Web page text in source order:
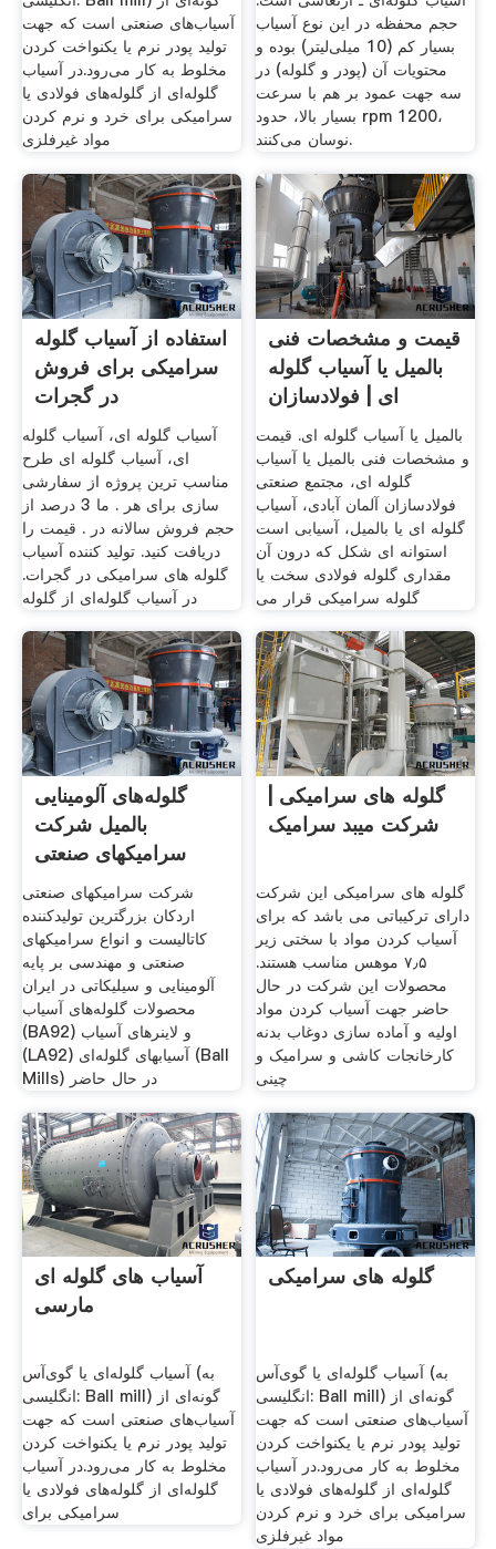
آسیاب‌های صنعتی است که جهت
تولید پودر نرم یا یکنواخت کردن
مخلوط به کار می‌رود.در آسیاب
گلوله‌ای از گلوله‌های فولادی یا
سرامیکی برای خرد و نرم کردن
مواد غیرفلزی
حجم محفظه در این نوع آسیاب
بسیار کم (10 میلی‌لیتر) بوده و
محتویات آن (پودر و گلوله) در
سه جهت عمود بر هم با سرعت
بسیار بالا، حدود rpm 1200،
نوسان می‌کنند.
استفاده از آسیاب گلوله
سرامیکی برای فروش
در گجرات
آسیاب گلوله ای، آسیاب گلوله
ای، آسیاب گلوله ای طرح
مناسب ترین پروژه از سفارشی
سازی برای هر . ما 3 درصد از
حجم فروش سالانه در . قیمت را
دریافت کنید. تولید کننده آسیاب
گلوله های سرامیکی در گجرات.
در آسیاب گلوله‌ای از گلوله
قیمت و مشخصات فنی
بالمیل یا آسیاب گلوله
ای | فولادسازان
بالمیل یا آسیاب گلوله ای. قیمت
و مشخصات فنی بالمیل یا آسیاب
گلوله ای، مجتمع صنعتی
فولادسازان آلمان آبادی، آسیاب
گلوله ای یا بالمیل، آسیابی است
استوانه ای شکل که درون آن
مقداری گلوله فولادی سخت یا
گلوله سرامیکی قرار می
گلوله‌های آلومینایی
بالمیل شرکت
سرامیکهای صنعتی
اردکان
شرکت سرامیکهای صنعتی
اردکان بزرگترین تولیدکننده
کاتالیست و انواع سرامیکهای
صنعتی و مهندسی بر پایه
آلومینایی و سیلیکاتی در ایران
محصولات گلوله‌های آسیاب
(BA92) و لاینرهای آسیاب
(LA92) آسیابهای گلوله‌ای (Ball
Mills) در حال حاضر
گلوله های سرامیکی |
شرکت میبد سرامیک
گلوله های سرامیکی این شرکت
دارای ترکیباتی می باشد که برای
آسیاب کردن مواد با سختی زیر
۷٫۵ موهس مناسب هستند.
محصولات این شرکت در حال
حاضر جهت آسیاب کردن مواد
اولیه و آماده سازی دوغاب بدنه
کارخانجات کاشی و سرامیک و
چینی
آسیاب های گلوله ای
مارسی
آسیاب گلوله‌ای یا گوی‌آس (به
انگلیسی: Ball mill) گونه‌ای از
آسیاب‌های صنعتی است که جهت
تولید پودر نرم یا یکنواخت کردن
مخلوط به کار می‌رود.در آسیاب
گلوله‌ای از گلوله‌های فولادی یا
سرامیکی برای
گلوله های سرامیکی
آسیاب گلوله‌ای یا گوی‌آس (به
انگلیسی: Ball mill) گونه‌ای از
آسیاب‌های صنعتی است که جهت
تولید پودر نرم یا یکنواخت کردن
مخلوط به کار می‌رود.در آسیاب
گلوله‌ای از گلوله‌های فولادی یا
سرامیکی برای خرد و نرم کردن
مواد غیرفلزی